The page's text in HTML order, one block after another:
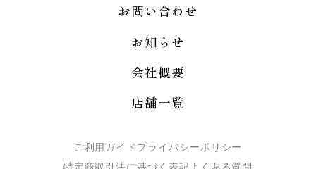
お問い合わせ
お知らせ
会社概要
店舗一覧
ご利用ガイド プライバシーポリシー